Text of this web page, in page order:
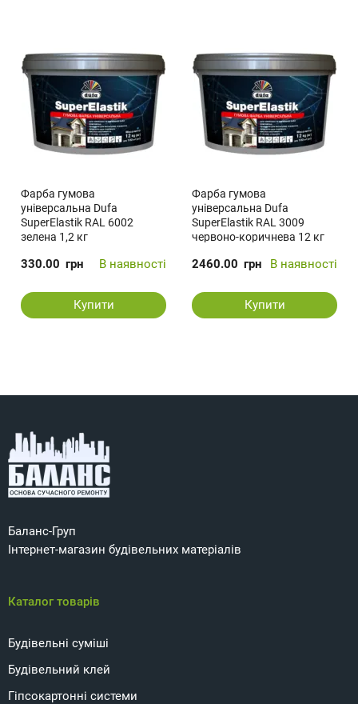
Фарба гумова
універсальна Dufa
SuperElastik RAL 6002
зелена 1,2 кг
330.00 грн В наявності
Купити
Фарба гумова
універсальна Dufa
SuperElastik RAL 3009
червоно-коричнева 12 кг
2460.00 грн В наявності
Купити
Баланс-Груп
Інтернет-магазин будівельних матеріалів
Каталог товарів
Будівельні суміші
Будівельний клей
Гіпсокартонні системи